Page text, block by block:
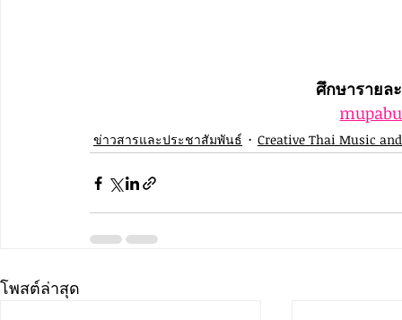
ศึกษารายล
ข่าวสารและประชาสัมพันธ์ Creative Thai Music
โพสต์ล่าสุด